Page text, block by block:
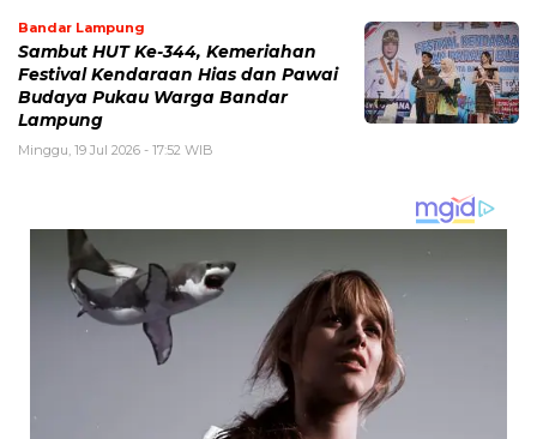
Bandar Lampung
Sambut HUT Ke-344, Kemeriahan
Festival Kendaraan Hias dan Pawai
Budaya Pukau Warga Bandar
Lampung
Minggu, 19 Jul 2026 - 17:52 WIB